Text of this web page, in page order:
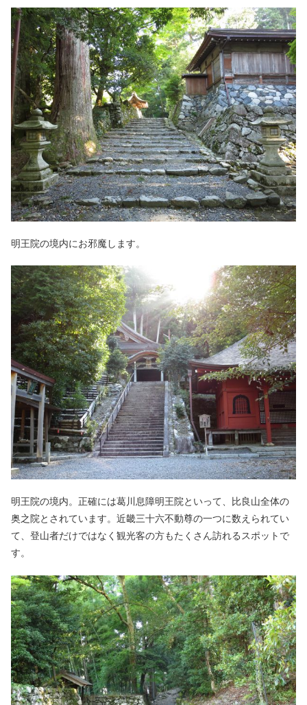
明王院の境内にお邪魔します。
明王院の境内。正確には葛川息障明王院といって、比良山全体の
奥之院とされています。近畿三十六不動尊の一つに数えられてい
て、登山者だけではなく観光客の方もたくさん訪れるスポットで
す。